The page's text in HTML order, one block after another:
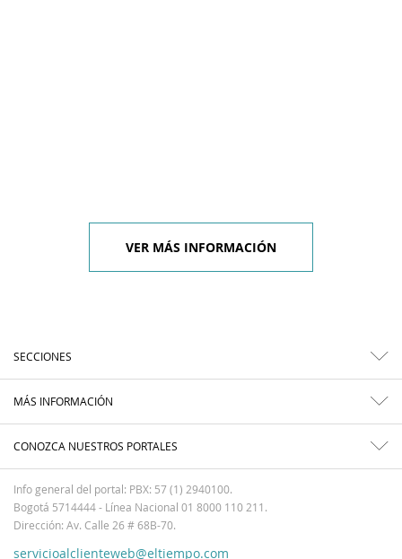
VER MÁS INFORMACIÓN
SECCIONES
MÁS INFORMACIÓN
CONOZCA NUESTROS PORTALES
Info general del portal: PBX: 57 (1) 2940100.
Bogotá 5714444 - Línea Nacional 01 8000 110 211.
Dirección: Av. Calle 26 # 68B-70.
servicioalclienteweb@eltiempo.com